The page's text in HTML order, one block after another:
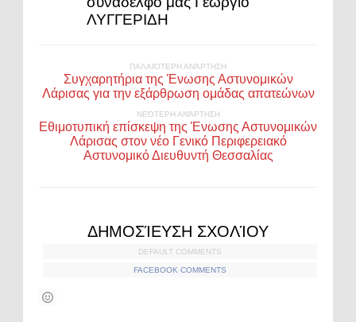
ΛΥΓΓΕΡΙΔΗ
ΠΑΛΑΙΌΤΕΡΗ ΑΝΆΡΤΗΣΗ
Συγχαρητήρια της Ένωσης Αστυνομικών
Λάρισας για την εξάρθρωση ομάδας απατεώνων
ΝΕΌΤΕΡΗ ΑΝΆΡΤΗΣΗ
Εθιμοτυπική επίσκεψη της Ένωσης Αστυνομικών
Λάρισας στον νέο Γενικό Περιφερειακό
Αστυνομικό Διευθυντή Θεσσαλίας
ΔΗΜΟΣΊΕΥΣΗ ΣΧΟΛΊΟΥ
DEFAULT COMMENTS
FACEBOOK COMMENTS